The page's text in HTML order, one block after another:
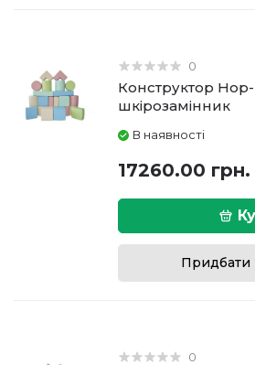
0
Конструктор
шкірозамінник
В наявності
17260.00 грн.
Придбати
0